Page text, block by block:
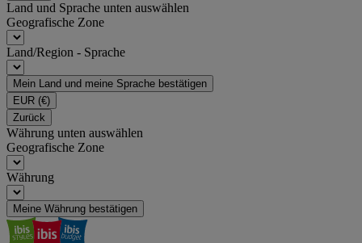
Land und Sprache unten auswählen
Geografische Zone
Land/Region - Sprache
Mein Land und meine Sprache bestätigen
EUR (€)
Zurück
Währung unten auswählen
Geografische Zone
Währung
Meine Währung bestätigen